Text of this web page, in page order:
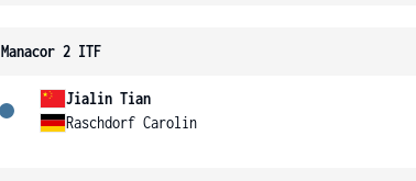
Manacor 2 ITF
Jialin Tian
Raschdorf Carolin